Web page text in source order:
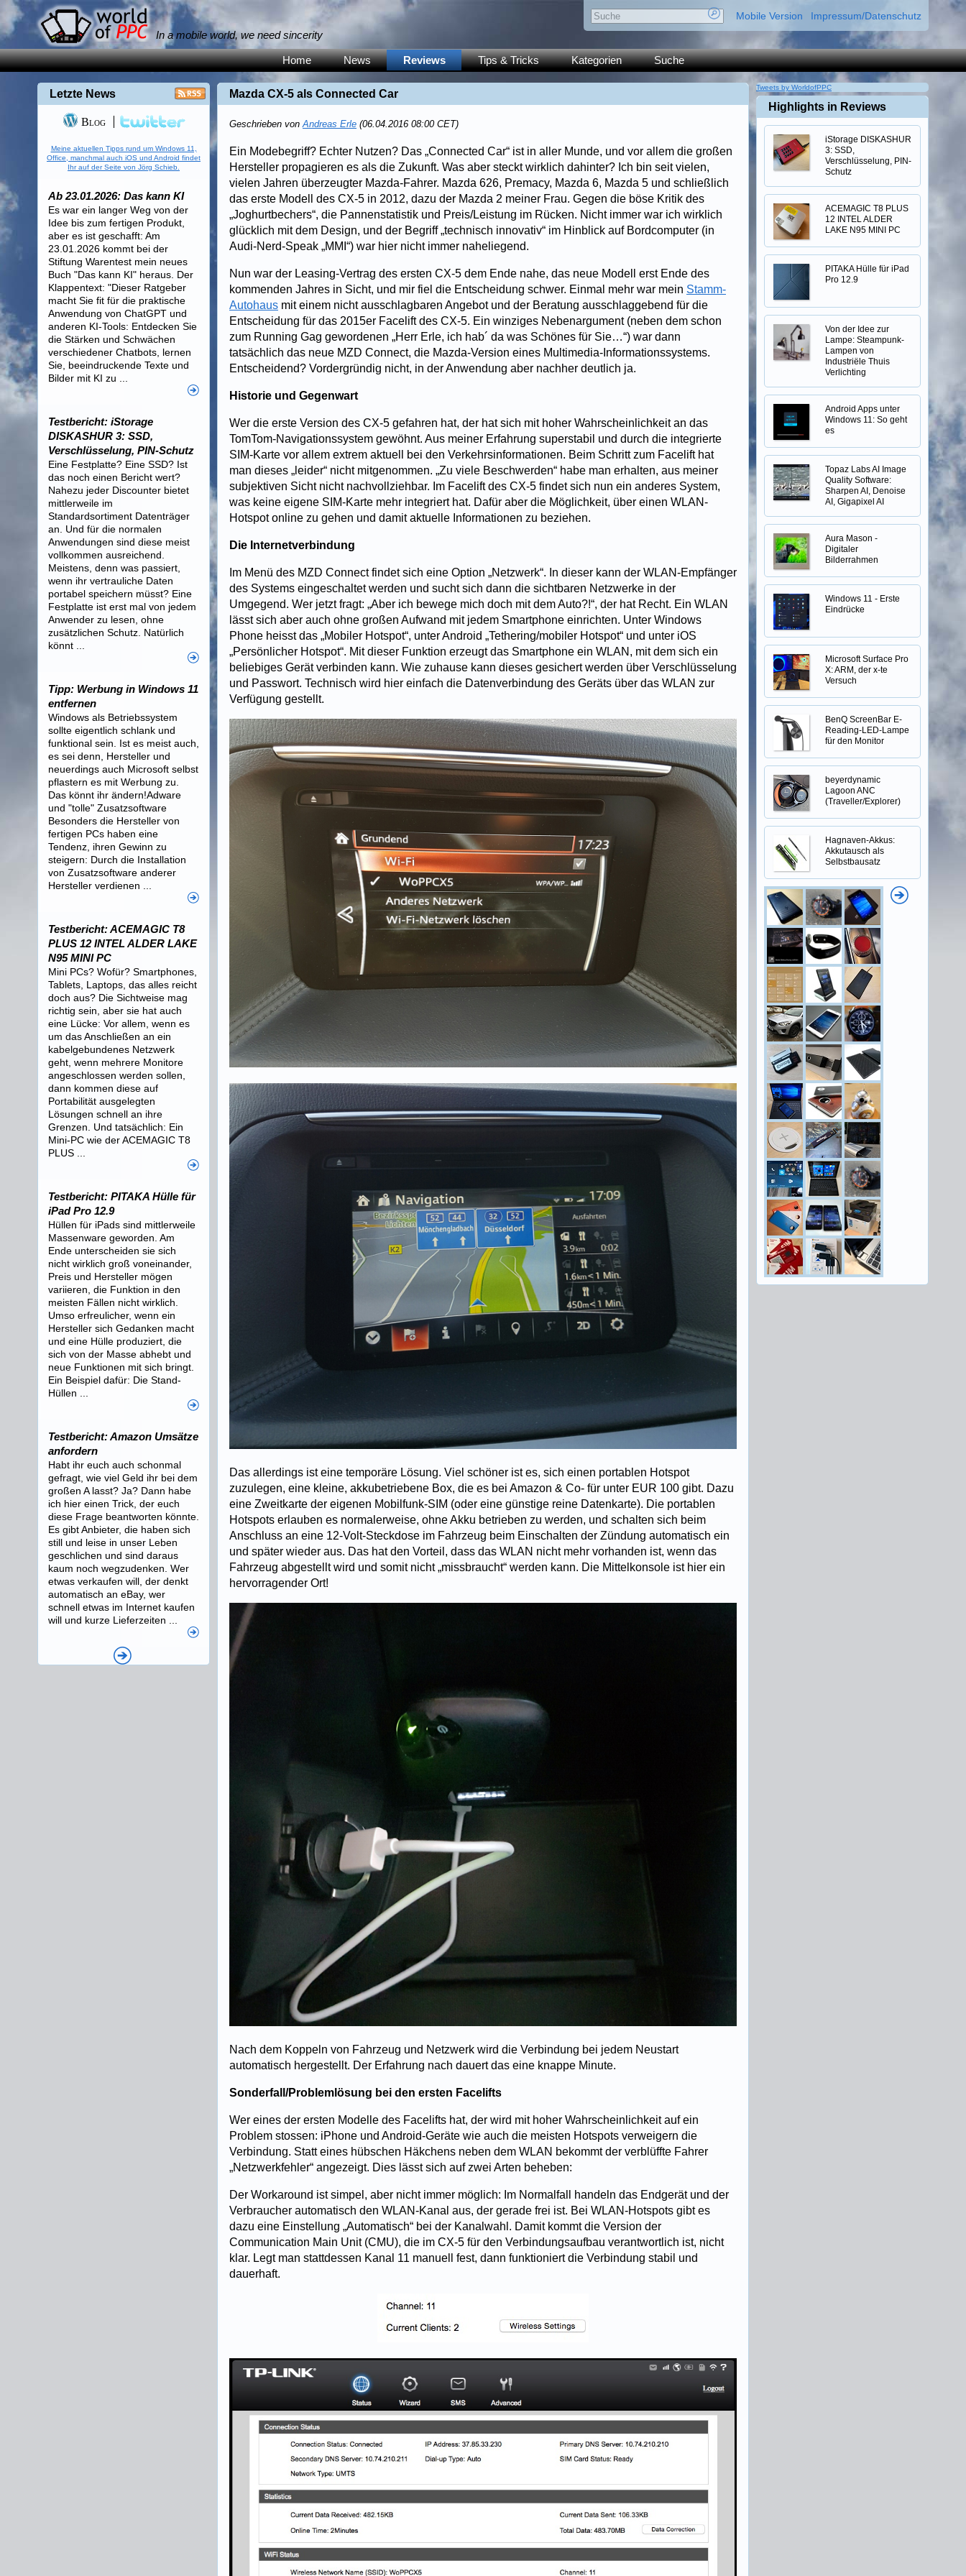
In a mobile world, we need sincerity
Mobile Version Impressum/Datenschutz
Home News Reviews Tips & Tricks Kategorien Suche
Mazda CX-5 als Connected Car
Geschrieben vonAndreas Erle (06.04.2016 08:00 CET)
Ein Modebegriff? Echter Nutzen? Das „Connected Car“ ist in aller Munde, und vor allem die großen
Hersteller propagieren es als die Zukunft. Was aber steckt wirklich dahinter? Ich bin seit vielen,
vielen Jahren überzeugter Mazda-Fahrer. Mazda 626, Premacy, Mazda 6, Mazda 5 und schließlich
das erste Modell des CX-5 in 2012, dazu der Mazda 2 meiner Frau. Gegen die böse Kritik des
„Joghurtbechers“, die Pannenstatistik und Preis/Leistung im Rücken. Nicht immer war ich wirklich
glücklich mit dem Design, und der Begriff „technisch innovativ“ im Hinblick auf Bordcomputer (in
Audi-Nerd-Speak „MMI“) war hier nicht immer naheliegend.
Nun war der Leasing-Vertrag des ersten CX-5 dem Ende nahe, das neue Modell erst Ende des
kommenden Jahres in Sicht, und mir fiel die Entscheidung schwer. Einmal mehr war mein Stamm-
Autohaus mit einem nicht ausschlagbaren Angebot und der Beratung ausschlaggebend für die
Entscheidung für das 2015er Facelift des CX-5. Ein winziges Nebenargument (neben dem schon
zum Running Gag gewordenen „Herr Erle, ich hab´ da was Schönes für Sie…“) war dann
tatsächlich das neue MZD Connect, die Mazda-Version eines Multimedia-Informationssystems.
Entscheidend? Vordergründig nicht, in der Anwendung aber nachher deutlich ja.
Historie und Gegenwart
Wer die erste Version des CX-5 gefahren hat, der hat sich mit hoher Wahrscheinlichkeit an das
TomTom-Navigationssystem gewöhnt. Aus meiner Erfahrung superstabil und durch die integrierte
SIM-Karte vor allem extrem aktuell bei den Verkehrsinformationen. Beim Schritt zum Facelift hat
man dieses „leider“ nicht mitgenommen. „Zu viele Beschwerden“ habe man erhalten, aus meiner
subjektiven Sicht nicht nachvollziehbar. Im Facelift des CX-5 findet sich nun ein anderes System,
was keine eigene SIM-Karte mehr integriert hat. Dafür aber die Möglichkeit, über einen WLAN-
Hotspot online zu gehen und damit aktuelle Informationen zu beziehen.
Die Internetverbindung
Im Menü des MZD Connect findet sich eine Option „Netzwerk“. In dieser kann der WLAN-Empfänger
des Systems eingeschaltet werden und sucht sich dann die sichtbaren Netzwerke in der
Umgegend. Wer jetzt fragt: „Aber ich bewege mich doch mit dem Auto?!“, der hat Recht. Ein WLAN
lässt sich aber auch ohne großen Aufwand mit jedem Smartphone einrichten. Unter Windows
Phone heisst das „Mobiler Hotspot“, unter Android „Tethering/mobiler Hotspot“ und unter iOS
„Persönlicher Hotspot“. Mit dieser Funktion erzeugt das Smartphone ein WLAN, mit dem sich ein
beliebiges Gerät verbinden kann. Wie zuhause kann dieses gesichert werden über Verschlüsselung
und Passwort. Technisch wird hier einfach die Datenverbindung des Geräts über das WLAN zur
Verfügung gestellt.
Das allerdings ist eine temporäre Lösung. Viel schöner ist es, sich einen portablen Hotspot
zuzulegen, eine kleine, akkubetriebene Box, die es bei Amazon & Co- für unter EUR 100 gibt. Dazu
eine Zweitkarte der eigenen Mobilfunk-SIM (oder eine günstige reine Datenkarte). Die portablen
Hotspots erlauben es normalerweise, ohne Akku betrieben zu werden, und schalten sich beim
Anschluss an eine 12-Volt-Steckdose im Fahrzeug beim Einschalten der Zündung automatisch ein
und später wieder aus. Das hat den Vorteil, dass das WLAN nicht mehr vorhanden ist, wenn das
Fahrzeug abgestellt wird und somit nicht „missbraucht“ werden kann. Die Mittelkonsole ist hier ein
hervorragender Ort!
Nach dem Koppeln von Fahrzeug und Netzwerk wird die Verbindung bei jedem Neustart
automatisch hergestellt. Der Erfahrung nach dauert das eine knappe Minute.
Sonderfall/Problemlösung bei den ersten Facelifts
Wer eines der ersten Modelle des Facelifts hat, der wird mit hoher Wahrscheinlichkeit auf ein
Problem stossen: iPhone und Android-Geräte wie auch die meisten Hotspots verweigern die
Verbindung. Statt eines hübschen Häkchens neben dem WLAN bekommt der verblüffte Fahrer
„Netzwerkfehler“ angezeigt. Dies lässt sich auf zwei Arten beheben:
Der Workaround ist simpel, aber nicht immer möglich: Im Normalfall handeln das Endgerät und der
Verbraucher automatisch den WLAN-Kanal aus, der gerade frei ist. Bei WLAN-Hotspots gibt es
dazu eine Einstellung „Automatisch“ bei der Kanalwahl. Damit kommt die Version der
Communication Main Unit (CMU), die im CX-5 für den Verbindungsaufbau verantwortlich ist, nicht
klar. Legt man stattdessen Kanal 11 manuell fest, dann funktioniert die Verbindung stabil und
dauerhaft.
Letzte News
Blog
Meine aktuellen Tipps rund um Windows 11,
Office, manchmal auch iOS und Android findet
Ihr auf der Seite von Jörg Schieb.
Ab 23.01.2026: Das kann KI
Es war ein langer Weg von der
Idee bis zum fertigen Produkt,
aber es ist geschafft: Am
23.01.2026 kommt bei der
Stiftung Warentest mein neues
Buch "Das kann KI" heraus. Der
Klappentext: "Dieser Ratgeber
macht Sie fit für die praktische
Anwendung von ChatGPT und
anderen KI-Tools: Entdecken Sie
die Stärken und Schwächen
verschiedener Chatbots, lernen
Sie, beeindruckende Texte und
Bilder mit KI zu ...
Testbericht: iStorage
DISKASHUR 3: SSD,
Verschlüsselung, PIN-Schutz
Eine Festplatte? Eine SSD? Ist
das noch einen Bericht wert?
Nahezu jeder Discounter bietet
mittlerweile im
Standardsortiment Datenträger
an. Und für die normalen
Anwendungen sind diese meist
vollkommen ausreichend.
Meistens, denn was passiert,
wenn ihr vertrauliche Daten
portabel speichern müsst? Eine
Festplatte ist erst mal von jedem
Anwender zu lesen, ohne
zusätzlichen Schutz. Natürlich
könnt ...
Tipp: Werbung in Windows 11
entfernen
Windows als Betriebssystem
sollte eigentlich schlank und
funktional sein. Ist es meist auch,
es sei denn, Hersteller und
neuerdings auch Microsoft selbst
pflastern es mit Werbung zu.
Das könnt ihr ändern!Adware
und "tolle" Zusatzsoftware
Besonders die Hersteller von
fertigen PCs haben eine
Tendenz, ihren Gewinn zu
steigern: Durch die Installation
von Zusatzsoftware anderer
Hersteller verdienen ...
Testbericht: ACEMAGIC T8
PLUS 12 INTEL ALDER LAKE
N95 MINI PC
Mini PCs? Wofür? Smartphones,
Tablets, Laptops, das alles reicht
doch aus? Die Sichtweise mag
richtig sein, aber sie hat auch
eine Lücke: Vor allem, wenn es
um das Anschließen an ein
kabelgebundenes Netzwerk
geht, wenn mehrere Monitore
angeschlossen werden sollen,
dann kommen diese auf
Portabilität ausgelegten
Lösungen schnell an ihre
Grenzen. Und tatsächlich: Ein
Mini-PC wie der ACEMAGIC T8
PLUS ...
Testbericht: PITAKA Hülle für
iPad Pro 12.9
Hüllen für iPads sind mittlerweile
Massenware geworden. Am
Ende unterscheiden sie sich
nicht wirklich groß voneinander,
Preis und Hersteller mögen
variieren, die Funktion in den
meisten Fällen nicht wirklich.
Umso erfreulicher, wenn ein
Hersteller sich Gedanken macht
und eine Hülle produziert, die
sich von der Masse abhebt und
neue Funktionen mit sich bringt.
Ein Beispiel dafür: Die Stand-
Hüllen ...
Testbericht: Amazon Umsätze
anfordern
Habt ihr euch auch schonmal
gefragt, wie viel Geld ihr bei dem
großen A lasst? Ja? Dann habe
ich hier einen Trick, der euch
diese Frage beantworten könnte.
Es gibt Anbieter, die haben sich
still und leise in unser Leben
geschlichen und sind daraus
kaum noch wegzudenken. Wer
etwas verkaufen will, der denkt
automatisch an eBay, wer
schnell etwas im Internet kaufen
will und kurze Lieferzeiten ...
Tweets by WorldofPPC
Highlights in Reviews
iStorage DISKASHUR
3: SSD,
Verschlüsselung, PIN-
Schutz
ACEMAGIC T8 PLUS
12 INTEL ALDER
LAKE N95 MINI PC
PITAKA Hülle für iPad
Pro 12.9
Von der Idee zur
Lampe: Steampunk-
Lampen von
Industriële Thuis
Verlichting
Android Apps unter
Windows 11: So geht
es
Topaz Labs AI Image
Quality Software:
Sharpen AI, Denoise
AI, Gigapixel AI
Aura Mason -
Digitaler
Bilderrahmen
Windows 11 - Erste
Eindrücke
Microsoft Surface Pro
X: ARM, der x-te
Versuch
BenQ ScreenBar E-
Reading-LED-Lampe
für den Monitor
beyerdynamic
Lagoon ANC
(Traveller/Explorer)
Hagnaven-Akkus:
Akkutausch als
Selbstbausatz